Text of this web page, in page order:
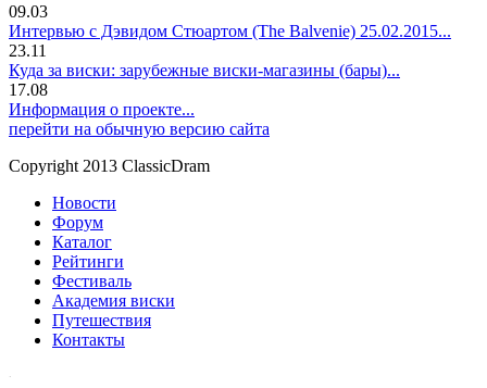
09.03
Интервью с Дэвидом Стюартом (The Balvenie) 25.02.2015...
23.11
Куда за виски: зарубежные виски-магазины (бары)...
17.08
Информация о проекте...
перейти на обычную версию сайта
Copyright 2013 ClassicDram
Новости
Форум
Каталог
Рейтинги
Фестиваль
Академия виски
Путешествия
Контакты